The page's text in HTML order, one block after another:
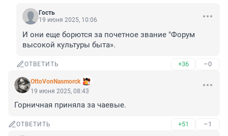
Гость
19 июня 2025, 10:06
И они еще борются за почетное звание "Форум
высокой культуры быта».
ОТВЕТИТЬ +36 –0
OttoVonNasmorck
19 июня 2025, 08:43
Горничная приняла за чаевые.
ОТВЕТИТЬ +51 –1